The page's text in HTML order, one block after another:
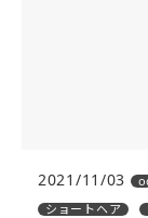
2021/11/03
ショートヘア